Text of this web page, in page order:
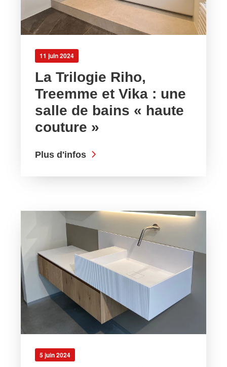
11 juin 2024
La Trilogie Riho,
Treemme et Vika : une
salle de bains « haute
couture »
Plus d'infos
5 juin 2024